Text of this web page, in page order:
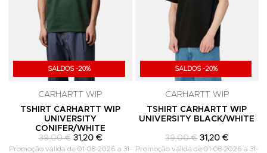
SALDOS -20%
CARHARTT WIP
TSHIRT CARHARTT WIP
UNIVERSITY
CONIFER/WHITE
39,00 € 31,20 €
Promoção válida de 01-08-2026 a 31-
SALDOS -20%
CARHARTT WIP
TSHIRT CARHARTT WIP
UNIVERSITY BLACK/WHITE
39,00 € 31,20 €
Promoção válida de 01-08-2026 a 31-